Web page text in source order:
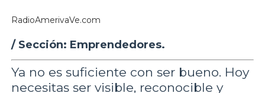
RadioAmerivaVe.com
/ Sección: Emprendedores.
Ya no es suficiente con ser bueno. Hoy
necesitas ser visible, reconocible y